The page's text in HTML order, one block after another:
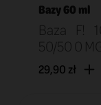
Bazy 60 ml
Baza F!
50/50 0
29,90 zł